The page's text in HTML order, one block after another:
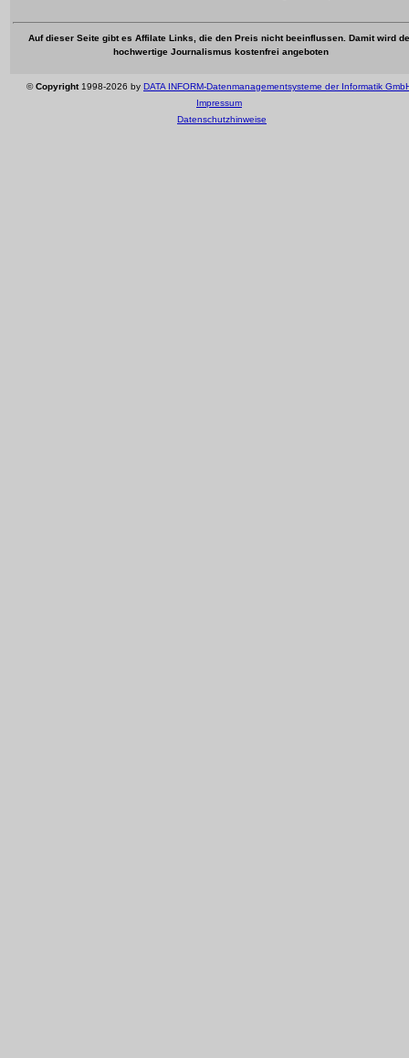
Auf dieser Seite gibt es Affilate Links, die den Preis nicht beeinflussen. Damit wird
hochwertige Journalismus kostenfrei angeboten
©Copyright1998-2026 by DATA INFORM-Datenmanagementsysteme der Informatik
Impressum
Datenschutzhinweise